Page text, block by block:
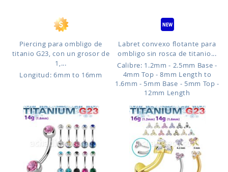
Piercing para ombligo de
titanio G23, con un grosor de
1,...
Longitud: 6mm to 16mm
Labret convexo flotante para
ombligo sin rosca de titanio...
Calibre: 1.2mm - 2.5mm Base -
4mm Top - 8mm Length to
1.6mm - 5mm Base - 5mm Top -
12mm Length